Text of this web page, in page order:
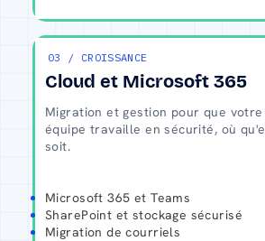
03 / CROISSANCE
Cloud et Microsoft 365
Migration et gestion pour que votre
équipe travaille en sécurité, où
soit.
Microsoft 365 et Teams
SharePoint et stockage sécurisé
Migration de courriels